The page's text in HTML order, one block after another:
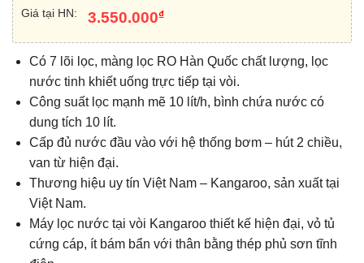
Giá tại HN: 3.550.000₫
Có 7 lõi lọc, màng lọc RO Hàn Quốc chất lượng, lọc
nước tinh khiết uống trực tiếp tại vòi.
Công suất lọc mạnh mẽ 10 lít/h, bình chứa nước có
dung tích 10 lít.
Cấp đủ nước đầu vào với hệ thống bơm – hút 2 chiều,
van từ hiện đại.
Thương hiệu uy tín Việt Nam – Kangaroo, sản xuất tại
Việt Nam.
Máy lọc nước tại vòi Kangaroo thiết kế hiện đại, vỏ tủ
cứng cáp, ít bám bẩn với thân bằng thép phủ sơn tĩnh